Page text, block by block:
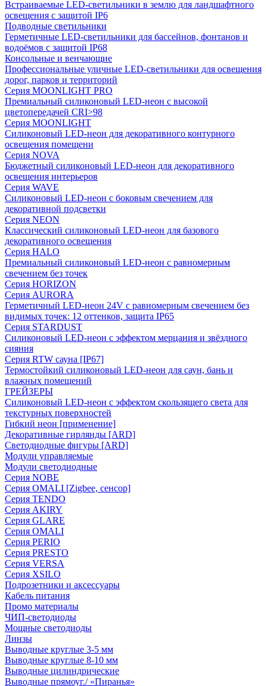
Встраиваемые LED-светильники в землю для ландшафтного
освещения с защитой IP6
Подводные светильники
Герметичные LED-светильники для бассейнов, фонтанов и
водоёмов с защитой IP68
Консольные и венчающие
Профессиональные уличные LED-светильники для освещения
дорог, парков и территорий
Серия MOONLIGHT PRO
Премиальный силиконовый LED-неон с высокой
цветопередачей CRI>98
Серия MOONLIGHT
Силиконовый LED-неон для декоративного контурного
освещения помещени
Серия NOVA
Бюджетный силиконовый LED-неон для декоративного
освещения интерьеров
Серия WAVE
Силиконовый LED-неон с боковым свечением для
декоративной подсветки
Серия NEON
Классический силиконовый LED-неон для базового
декоративного освещения
Серия HALO
Премиальный силиконовый LED-неон с равномерным
свечением без точек
Серия HORIZON
Серия AURORA
Герметичный LED-неон 24V с равномерным свечением без
видимых точек: 12 оттенков, защита IP65
Серия STARDUST
Силиконовый LED-неон с эффектом мерцания и звёздного
сияния
Серия RTW сауна [IP67]
Термостойкий силиконовый LED-неон для саун, бань и
влажных помещений
ГРЕЙЗЕРЫ
Силиконовый LED-неон с эффектом скользящего света для
текстурных поверхностей
Гибкий неон [применение]
Декоративные гирлянды [ARD]
Светодиодные фигуры [ARD]
Модули управляемые
Модули светодиодные
Серия NOBE
Серия OMALI [Zigbee, сенсор]
Серия TENDO
Серия AKIRY
Серия GLARE
Серия OMALI
Серия PERIO
Серия PRESTO
Серия VERSA
Серия XSILO
Подрозетники и аксессуары
Кабель питания
Промо материалы
ЧИП-светодиоды
Мощные светодиоды
Линзы
Выводные круглые 3-5 мм
Выводные круглые 8-10 мм
Выводные цилиндрические
Выводные прямоуг./ «Пиранья»